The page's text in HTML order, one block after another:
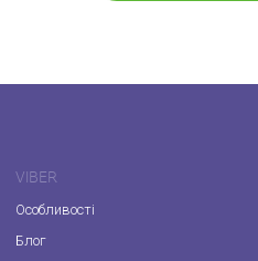
VIBER
Особливості
Блог